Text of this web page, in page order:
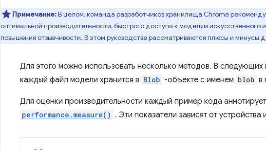
Примечание:В целом, команда разработчиков хранилища Chrome
оптимальной производительности, быстрого доступа к моделям искусственного
повышения отзывчивости. В этом руководстве рассматриваются плюсы и минусы
Для этого можно использовать несколько методов. В следующих
каждый файл модели хранится в Blob -объекте с именем blob в
Для оценки производительности каждый пример кода
performance.measure() . Эти показатели зависят от